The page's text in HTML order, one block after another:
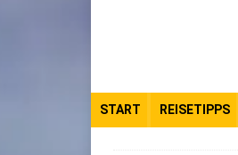
START REISETIPPS